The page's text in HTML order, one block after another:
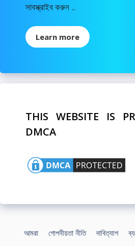
সাবস্ক্রাইব করুন ..
Learn more
THIS WEBSITE IS
DMCA
আমরা গোপনীয়তা নীতি দাবিত্যাগ